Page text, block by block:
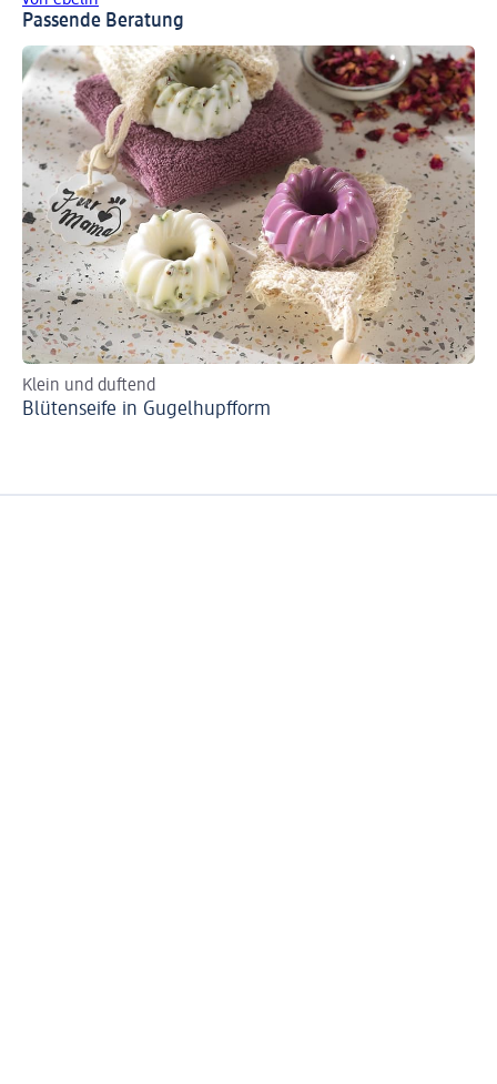
Passende Beratung
Klein und duftend
Blütenseife in Gugelhupfform